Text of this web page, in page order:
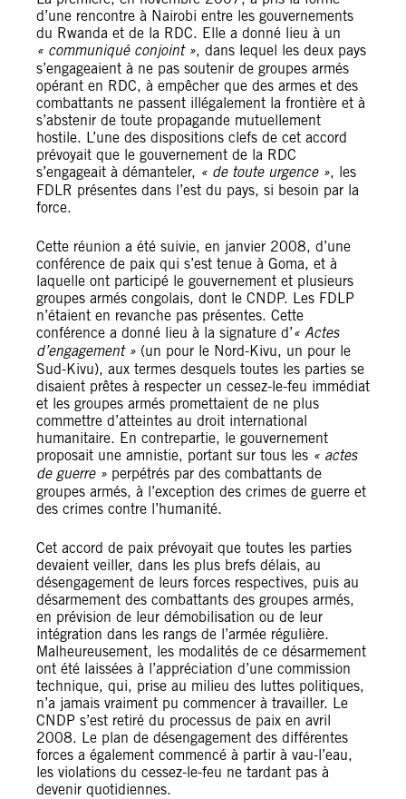
d’une rencontre à Nairobi entre les gouvernements
du Rwanda et de la RDC. Elle a donné lieu à un
« communiqué conjoint », dans lequel les deux pays
s’engageaient à ne pas soutenir de groupes armés
opérant en RDC, à empêcher que des armes et des
combattants ne passent illégalement la frontière et à
s’abstenir de toute propagande mutuellement
hostile. L’une des dispositions clefs de cet accord
prévoyait que le gouvernement de la RDC
s’engageait à démanteler, « de toute urgence », les
FDLR présentes dans l’est du pays, si besoin par la
force.
Cette réunion a été suivie, en janvier 2008, d’une
conférence de paix qui s’est tenue à Goma, et à
laquelle ont participé le gouvernement et plusieurs
groupes armés congolais, dont le CNDP. Les FDLP
n’étaient en revanche pas présentes. Cette
conférence a donné lieu à la signature d’« Actes
d’engagement » (un pour le Nord-Kivu, un pour le
Sud-Kivu), aux termes desquels toutes les parties se
disaient prêtes à respecter un cessez-le-feu immédiat
et les groupes armés promettaient de ne plus
commettre d’atteintes au droit international
humanitaire. En contrepartie, le gouvernement
proposait une amnistie, portant sur tous les « actes
de guerre » perpétrés par des combattants de
groupes armés, à l’exception des crimes de guerre et
des crimes contre l’humanité.
Cet accord de paix prévoyait que toutes les parties
devaient veiller, dans les plus brefs délais, au
désengagement de leurs forces respectives, puis au
désarmement des combattants des groupes armés,
en prévision de leur démobilisation ou de leur
intégration dans les rangs de l’armée régulière.
Malheureusement, les modalités de ce désarmement
ont été laissées à l’appréciation d’une commission
technique, qui, prise au milieu des luttes politiques,
n’a jamais vraiment pu commencer à travailler. Le
CNDP s’est retiré du processus de paix en avril
2008. Le plan de désengagement des différentes
forces a également commencé à partir à vau-l’eau,
les violations du cessez-le-feu ne tardant pas à
devenir quotidiennes.